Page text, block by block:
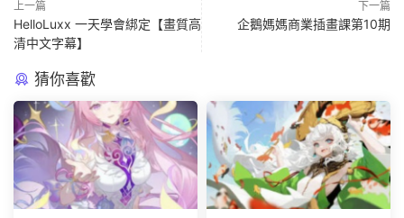
上一篇
HelloLuxx 一天學會綁定【畫質高
清中文字幕】
下一篇
企鵝媽媽商業插畫課第10期
猜你喜歡